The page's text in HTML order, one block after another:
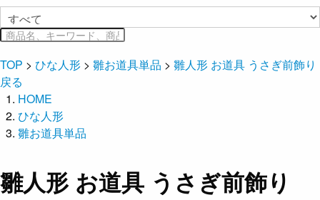
TOP > ひな人形 > 雛お道具単品 > 雛人形 お道具 うさぎ前飾り
戻る
HOME
ひな人形
雛お道具単品
雛人形 お道具 うさぎ前飾り